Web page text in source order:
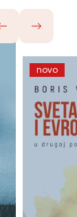
novo